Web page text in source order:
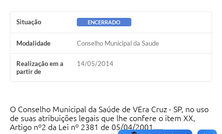
Situação ENCERRADO
Modalidade Conselho Municipal da Saude
Realização em a
partir de
14/05/2014
O Conselho Municipal da Saúde de VEra Cruz - SP, no uso
de suas atribuições legais que lhe confere o item XX,
Artigo nº2 da Lei nº 2381 de 05/04/2001.....